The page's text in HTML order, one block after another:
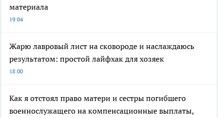
материала
19:04
Жарю лавровый лист на сковороде и наслаждаюсь
результатом: простой лайфхак для хозяек
18:00
Как я отстоял право матери и сестры погибшего
военнослужащего на компенсационные выплаты,